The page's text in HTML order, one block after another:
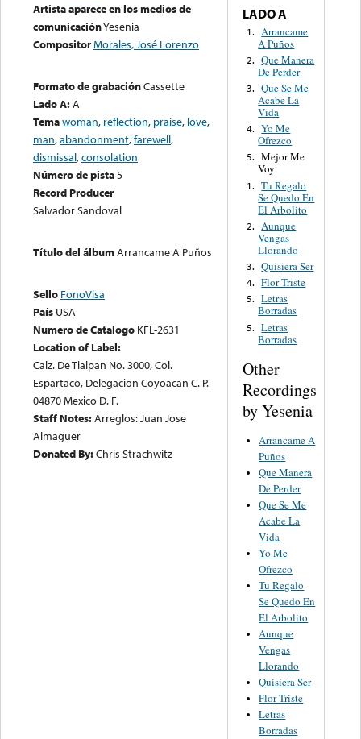
Artista aparece en los medios de
comunicaciónYesenia
CompositorMorales, José Lorenzo
Formato de grabaciónCassette
Lado A:A
Temawoman, reflection, praise, love,
man,abandonment,farewell,
dismissal,consolation
Número de pista5
Record Producer
Salvador Sandoval
Título del álbumArrancame A Puños
Sello FonoVisa
País USA
Numero de Catalogo KFL-2631
Location of Label:
Calz. De Tialpan No. 3000, Col.
Espartaco, Delegacion Coyoacan C. P.
04870 Mexico D. F.
Staff Notes:Arreglos: Juan Jose
Almaguer
Donated By:Chris Strachwitz
LADO A
1. Arrancame
A Puños
2. Que Manera
De Perder
3. Que Se Me
Acabe La
Vida
4. Yo Me
Ofrezco
5. Mejor Me
Voy
1. Tu Regalo
Se Quedo En
El Arbolito
2. Aunque
Vengas
Llorando
3. Quisiera Ser
4. Flor Triste
5. Letras
Borradas
5. Letras
Borradas
Other
Recordings
by Yesenia
Arrancame A
Puños
Que Manera
De Perder
Que Se Me
Acabe La
Vida
Yo Me
Ofrezco
Tu Regalo
Se Quedo En
El Arbolito
Aunque
Vengas
Llorando
Quisiera Ser
Flor Triste
Letras
Borradas